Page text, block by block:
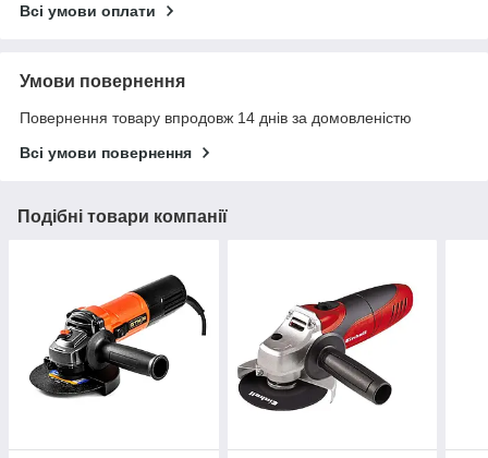
Всі умови оплати
Умови повернення
Повернення товару впродовж 14 днів за домовленістю
Всі умови повернення
Подібні товари компанії